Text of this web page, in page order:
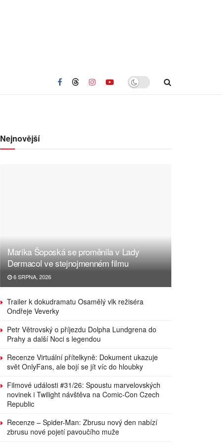
Nejnovější
Marika Šoposká se proměnila v Lady
Dermacol ve stejnojmenném filmu
6 SRPNA, 2026
Trailer k dokudramatu Osamělý vlk režiséra
Ondřeje Veverky
Petr Větrovský o příjezdu Dolpha Lundgrena do
Prahy a další Noci s legendou
Recenze Virtuální přítelkyně: Dokument ukazuje
svět OnlyFans, ale bojí se jít víc do hloubky
Filmové události #31/26: Spoustu marvelovských
novinek i Twilight návštěva na Comic-Con Czech
Republic
Recenze – Spider-Man: Zbrusu nový den nabízí
zbrusu nové pojetí pavoučího muže